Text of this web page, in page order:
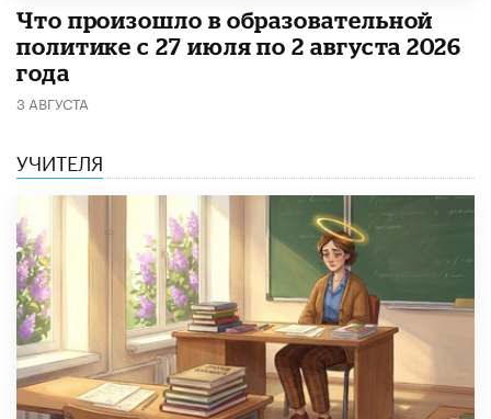
​Что произошло в образовательной
политике с 27 июля по 2 августа 2026
года
3 АВГУСТА
УЧИТЕЛЯ